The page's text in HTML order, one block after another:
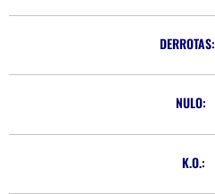
DERROTAS:
NULO:
K.O.: